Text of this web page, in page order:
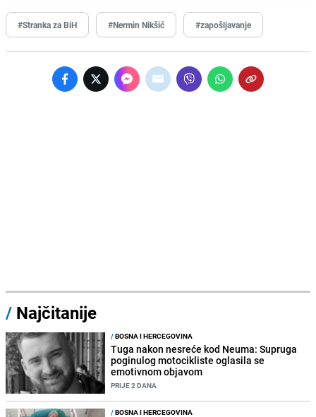
#Stranka za BiH #Nermin Nikšić #zapošljavanje
/ Najčitanije
/BOSNA I HERCEGOVINA
Tuga nakon nesreće kod Neuma: Supruga
poginulog motocikliste oglasila se
emotivnom objavom
PRIJE 2 DANA
/BOSNA I HERCEGOVINA